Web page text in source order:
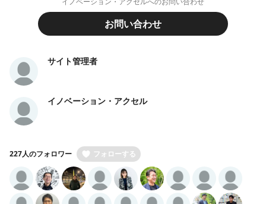
お問い合わせ
サイト管理者
イノベーション・アクセル
227人のフォロワー フォローする